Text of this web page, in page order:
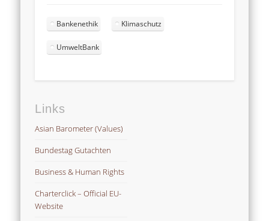
Bankenethik Klimaschutz
UmweltBank
Links
Asian Barometer (Values)
Bundestag Gutachten
Business & Human Rights
Charterclick – Official EU-
Website